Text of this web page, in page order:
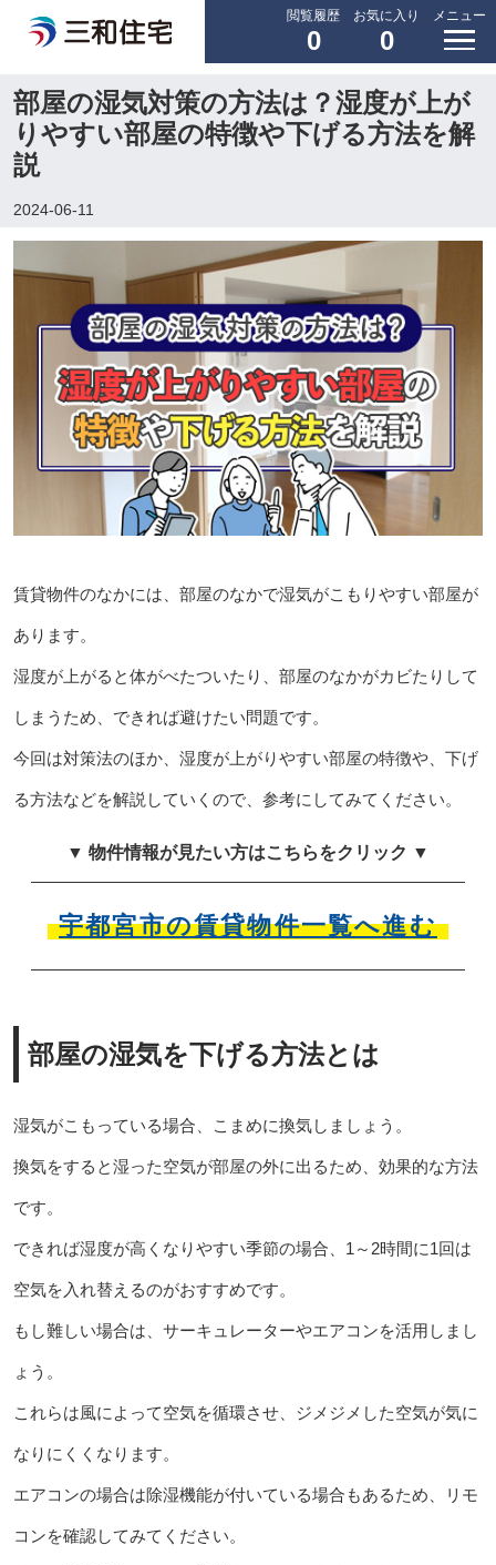
閲覧履歴
0
お気に入り
0
メニュー
部屋の湿気対策の方法は？湿度が上が
りやすい部屋の特徴や下げる方法を解
説
2024-06-11
賃貸物件のなかには、部屋のなかで湿気がこもりやすい部屋が
あります。
湿度が上がると体がべたついたり、部屋のなかがカビたりして
しまうため、できれば避けたい問題です。
今回は対策法のほか、湿度が上がりやすい部屋の特徴や、下げ
る方法などを解説していくので、参考にしてみてください。
▼ 物件情報が見たい方はこちらをクリック ▼
宇都宮市の賃貸物件一覧へ進む
部屋の湿気を下げる方法とは
湿気がこもっている場合、こまめに換気しましょう。
換気をすると湿った空気が部屋の外に出るため、効果的な方法
です。
できれば湿度が高くなりやすい季節の場合、1～2時間に1回は
空気を入れ替えるのがおすすめです。
もし難しい場合は、サーキュレーターやエアコンを活用しまし
ょう。
これらは風によって空気を循環させ、ジメジメした空気が気に
なりにくくなります。
エアコンの場合は除湿機能が付いている場合もあるため、リモ
コンを確認してみてください。